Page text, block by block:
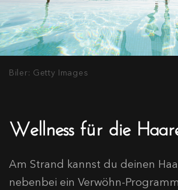
Biler: Getty Images
Wellness für die
Am Strand kannst du deinen
nebenbei ein Verwöhn-